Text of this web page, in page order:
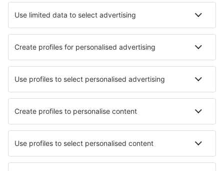
Cazare în Golf Del Sur Cazare în Burgos
Cazare în Calafell Cazare în Teulada
Cele mai bune locuri de cazare - orașe
Cazare în Morris Plains Cazare în Stefan Voda
Cazare în Mikri Vigla Cazare în Dunblane
Cazare în Kisjakabfalva Cazare în Leuc